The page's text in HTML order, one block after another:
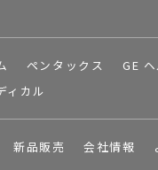
ペンタックス GE
ィカル
新品販売 会社情報